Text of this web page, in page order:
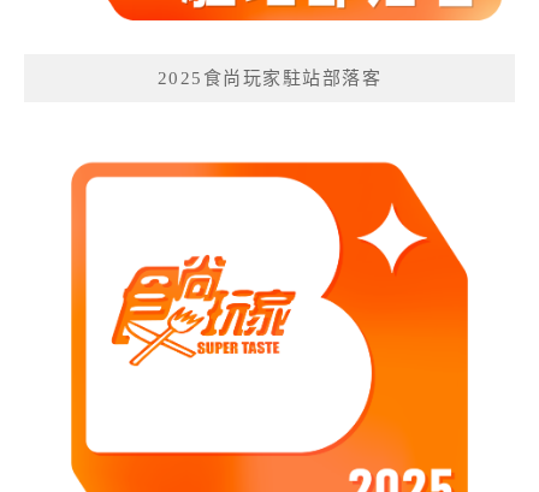
2025食尚玩家駐站部落客